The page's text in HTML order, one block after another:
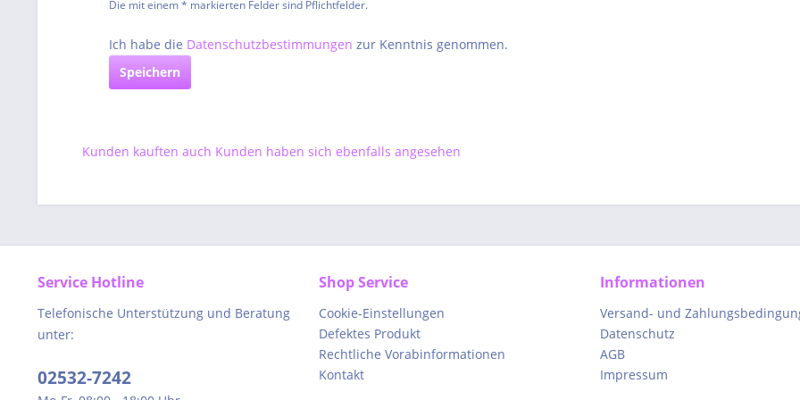
Die mit einem * markierten Felder sind Pflichtfelder.
Ich habe die Datenschutzbestimmungen zur Kenntnis genommen.
Speichern
Kunden kauften auch Kunden haben sich ebenfalls angesehen
Service Hotline
Telefonische Unterstützung und Beratung
unter:
02532-7242
Shop Service
Cookie-Einstellungen
Defektes Produkt
Rechtliche Vorabinformationen
Kontakt
Informationen
Versand- und
Datenschutz
AGB
Impressum